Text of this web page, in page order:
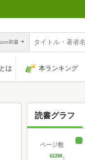
和書
は 本ランキング
読書グラフ
62288
ページ数